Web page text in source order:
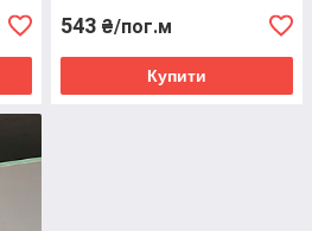
на склад/адресно
543 ₴/пог.м
Купити